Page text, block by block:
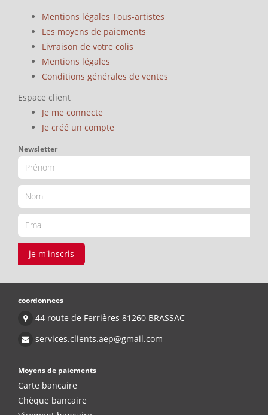
Mentions légales Tous-artistes
Les moyens de paiements
Livraison de votre colis
Mentions légales
Conditions générales de ventes
Espace client
Je me connecte
Je créé un compte
Newsletter
je m'inscris
coordonnees
44 route de Ferrières 81260 BRASSAC
services.clients.aep@gmail.com
Moyens de paiements
Carte bancaire
Chèque bancaire